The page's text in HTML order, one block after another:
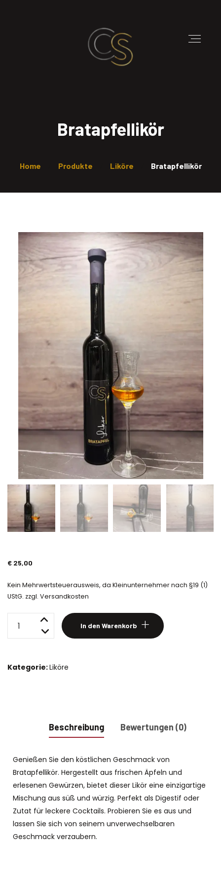
Bratapfellikör
Home Produkte Liköre Bratapfellikör
€ 25,00
Kein Mehrwertsteuerausweis, da Kleinunternehmer nach §19 (1)
UStG. zzgl. Versandkosten
Bratapfellikör
In den Warenkorb
Kategorie:Liköre
Beschreibung Bewertungen (0)
Genießen Sie den köstlichen Geschmack von
Bratapfellikör. Hergestellt aus frischen Äpfeln und
erlesenen Gewürzen, bietet dieser Likör eine einzigartige
Mischung aus süß und würzig. Perfekt als Digestif oder
Zutat für leckere Cocktails. Probieren Sie es aus und
lassen Sie sich von seinem unverwechselbaren
Geschmack verzaubern.